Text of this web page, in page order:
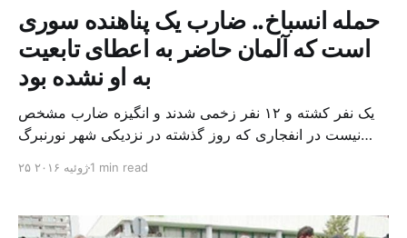
حمله انسباخ.. ضارب یک پناهنده سوری
است که آلمان حاضر به اعطای تابعیت
به او نشده بود
یک نفر کشته و ۱۲ نفر زخمی شدند و انگیزه ضارب مشخص
نیست در انفجاری که روز گذشته در نزدیکی شهر نورنبرگ
شدند. این در حالی است که مقامات آلمانی معتقدند این انفجار
۲۵ ژوئیه ۲۰۱۶1 min read